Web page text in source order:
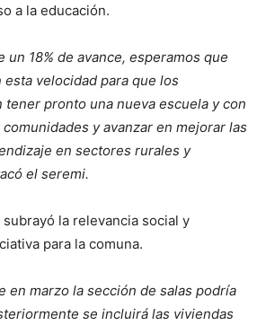
a la educación.
un 18% de avance, esperamos que
esta velocidad para que los
tener pronto una nueva escuela y con
y avanzar en mejorar las
en sectores rurales y
el seremi.
la relevancia social y
para la comuna.
en marzo la sección de salas podría
se incluirá las viviendas